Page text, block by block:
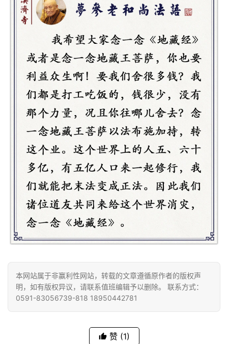
本网站属于非赢利性网站，转载的文章遵循原作者的版权声
明，如有版权异议，请联系值班编辑予以删除。 联系方式：
0591-83056739-818 18950442781
赞 (1)